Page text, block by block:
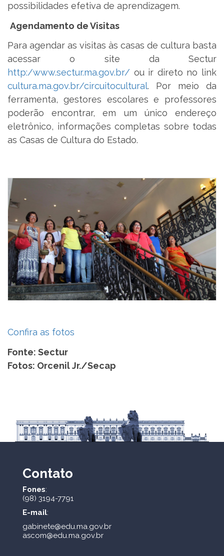
possibilidades efetiva de aprendizagem.
Agendamento de Visitas
Para agendar as visitas às casas de cultura basta
acessar o site da Sectur
http:/www.sectur.ma.gov.br/ ou ir direto no link
cultura.ma.gov.br/circuitocultural. Por meio da
ferramenta, gestores escolares e professores
poderão encontrar, em um único endereço
eletrônico, informações completas sobre todas
as Casas de Cultura do Estado.
Confira as fotos
Fonte: Sectur
Fotos: Orcenil Jr./Secap
Contato
Fones:
(98) 3194-7791
E-mail:
gabinete@edu.ma.gov.br
ascom@edu.ma.gov.br